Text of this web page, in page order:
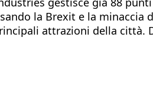
la Brexit e la minaccia
attrazioni della città.